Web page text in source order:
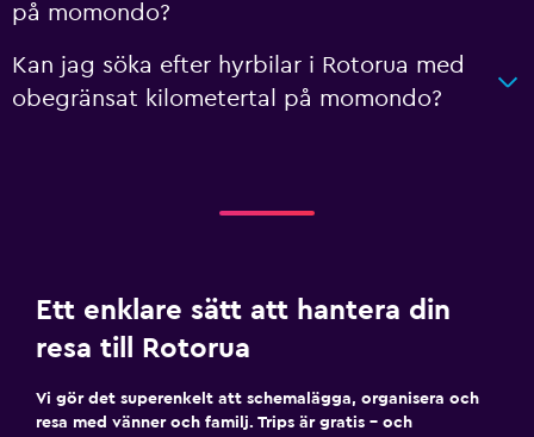
på momondo?
Kan jag söka efter hyrbilar i Rotorua med
obegränsat kilometertal på momondo?
Ett enklare sätt att hantera din
resa till Rotorua
Vi gör det superenkelt att schemalägga, organisera och
resa med vänner och familj. Trips är gratis – och